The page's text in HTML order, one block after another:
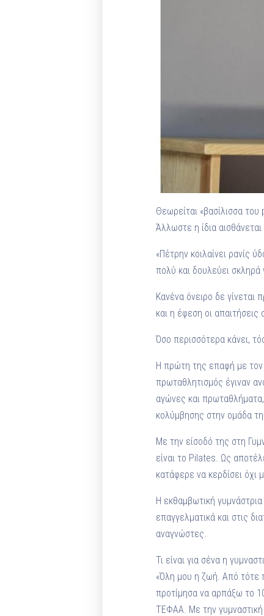
Θεωρείται «βασίλισσα
Άλλωστε η ίδια
«Πέτρην κοιλαίνει ρανίς
πολύ και δουλεύει σκληρά
Κανένα όνειρο δε γίνεται
και η έφεση οι απαιτήσεις
Όσο περισσότερα κάνει,
Η πρώτη της επαφή με τον
πρωταθλητισμός έγιναν
αγώνες και
κολύμβησης στην ομάδα
Με την είσοδό της στη
είναι το Pilates. Ως
κατάφερε να κερδίσει
Η εκθαμβωτική
επαγγελματικά και στις
αναγνώστες.
Τι είναι για σένα η
«Όλη μου η ζωή. Από τότε
προτίμησα να αρπάξω το
ΤΕΦΑΑ. Με την